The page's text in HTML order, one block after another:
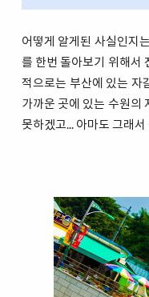
어떻게 알게된 사실인지
를 한번 돌아보기 위해서
적으로는 부산에 있는 자
가까운 곳에 있는 수원의
못하겠고... 아마도 그래